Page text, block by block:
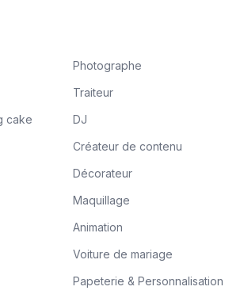
Photographe
Traiteur
cake
DJ
Créateur de contenu
Décorateur
Maquillage
Animation
Voiture de mariage
Papeterie & Personnalisation